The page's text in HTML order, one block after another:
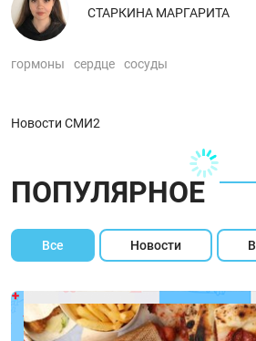
СТАРКИНА МАРГАРИТА
гормоны сердце сосуды
Новости СМИ2
ПОПУЛЯРНОЕ
Все Новости